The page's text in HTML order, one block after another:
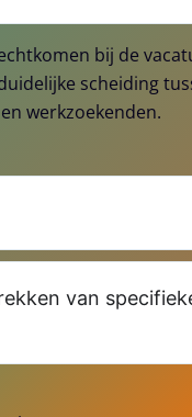
bij de
scheiding
werkzoekenden.
van